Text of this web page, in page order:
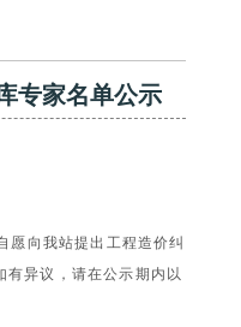
专家名单公示
愿向我站提出工程造价纠
有异议，请在公示期内以